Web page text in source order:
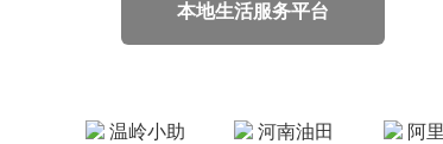
本地生活服务平台